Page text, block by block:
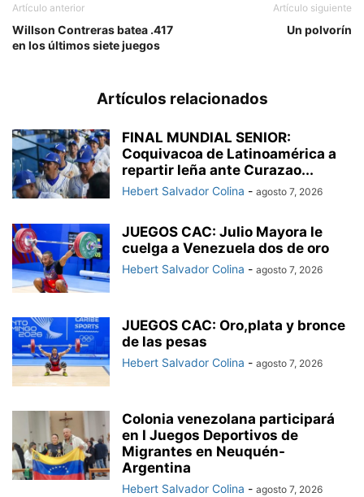
Artículo anterior
Willson Contreras batea .417
en los últimos siete juegos
Artículo siguiente
Un polvorín
Artículos relacionados
FINAL MUNDIAL SENIOR:
Coquivacoa de Latinoamérica a
repartir leña ante Curazao...
Hebert Salvador Colina - agosto 7, 2026
JUEGOS CAC: Julio Mayora le
cuelga a Venezuela dos de oro
Hebert Salvador Colina - agosto 7, 2026
JUEGOS CAC: Oro,plata y bronce
de las pesas
Hebert Salvador Colina - agosto 7, 2026
Colonia venezolana participará
en I Juegos Deportivos de
Migrantes en Neuquén-
Argentina
Hebert Salvador Colina - agosto 7, 2026